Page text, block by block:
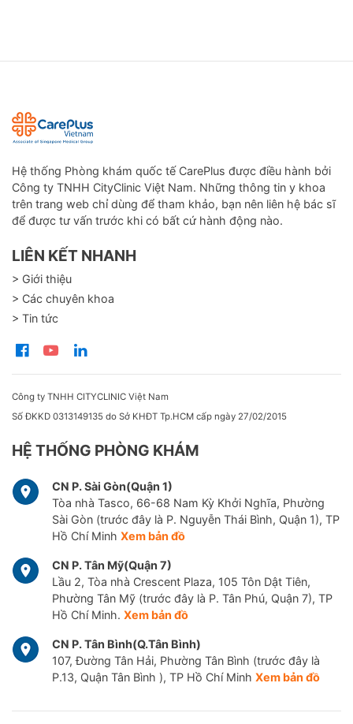
Hệ thống Phòng khám quốc tế CarePlus được điều hành bởi
Công ty TNHH CityClinic Việt Nam. Những thông tin y khoa
trên trang web chỉ dùng để tham khảo, bạn nên liên hệ bác sĩ
để được tư vấn trước khi có bất cứ hành động nào.
LIÊN KẾT NHANH
> Giới thiệu
> Các chuyên khoa
> Tin tức
Công ty TNHH CITYCLINIC Việt Nam
Số ĐKKD 0313149135 do Sở KHĐT Tp.HCM cấp ngày 27/02/2015
HỆ THỐNG PHÒNG KHÁM
CN P. Sài Gòn(Quận 1)
Tòa nhà Tasco, 66-68 Nam Kỳ Khởi Nghĩa, Phường
Sài Gòn (trước đây là P. Nguyễn Thái Bình, Quận 1), TP
Hồ Chí Minh Xem bản đồ
CN P. Tân Mỹ(Quận 7)
Lầu 2, Tòa nhà Crescent Plaza, 105 Tôn Dật Tiên,
Phường Tân Mỹ (trước đây là P. Tân Phú, Quận 7), TP
Hồ Chí Minh. Xem bản đồ
CN P. Tân Bình(Q.Tân Bình)
107, Đường Tân Hải, Phường Tân Bình (trước đây là
P.13, Quận Tân Bình ), TP Hồ Chí Minh Xem bản đồ